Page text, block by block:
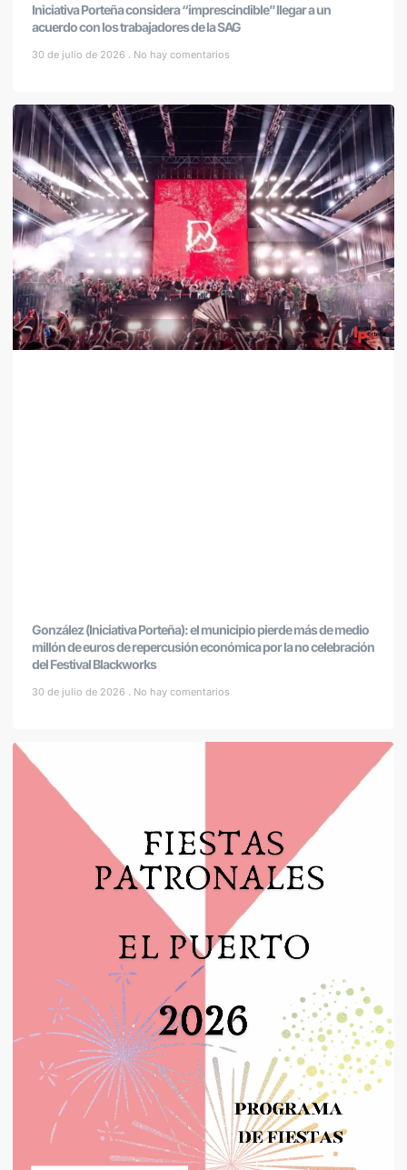
Iniciativa Porteña considera “imprescindible” llegar a un
acuerdo con los trabajadores de la SAG
30 de julio de 2026 No hay comentarios
González (Iniciativa Porteña): el municipio pierde más de medio
millón de euros de repercusión económica por la no celebración
del Festival Blackworks
30 de julio de 2026 No hay comentarios